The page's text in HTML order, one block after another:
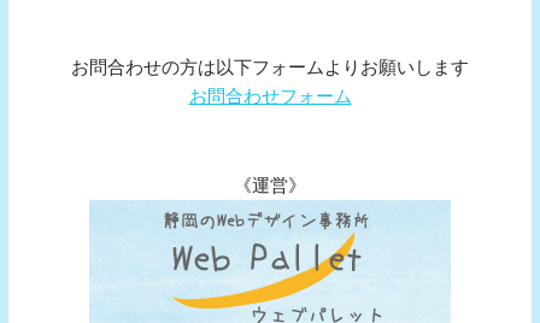
お問合わせの方は以下フォームよりお願いします
お問合わせフォーム
《運営》